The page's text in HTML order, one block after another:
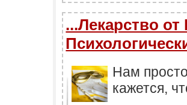
...Лекарство
Нам
кажется,